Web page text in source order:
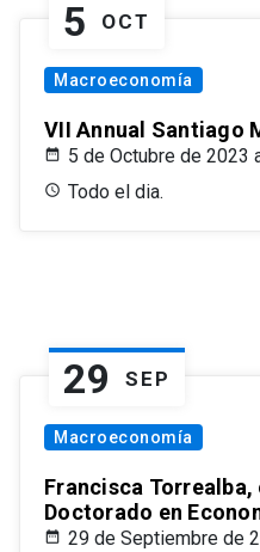
5 OCT
Macroeconomía
VII Annual Santiago
5 de Octubre de 2023
Todo el dia.
29 SEP
Macroeconomía
Francisca
Doctorado en
29 de Septiembre de